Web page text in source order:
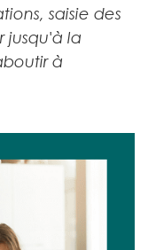
saisie des
jusqu'à la
à